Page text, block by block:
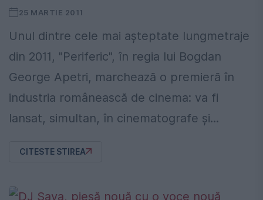
25 MARTIE 2011
Unul dintre cele mai aşteptate lungmetraje
din 2011, "Periferic", în regia lui Bogdan
George Apetri, marchează o premieră în
industria românească de cinema: va fi
lansat, simultan, în cinematografe şi...
CITESTE STIREA